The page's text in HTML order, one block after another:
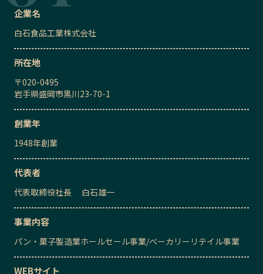
企業名
白石食品工業株式会社
所在地
〒020-0495
岩手県盛岡市黒川23-70-1
創業年
1948年創業
代表者
代表取締役社長 白石雄一
事業内容
パン・菓子製造業ホールセール事業/ベーカリーリテイル事業
WEBサイト